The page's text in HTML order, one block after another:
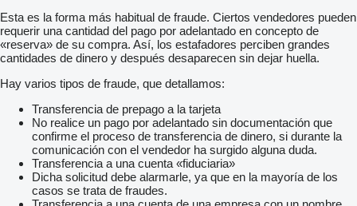
Esta es la forma más habitual de fraude. Ciertos vendedores pueden
requerir una cantidad del pago por adelantado en concepto de
«reserva» de su compra. Así, los estafadores perciben grandes
cantidades de dinero y después desaparecen sin dejar huella.
Hay varios tipos de fraude, que detallamos:
Transferencia de prepago a la tarjeta
No realice un pago por adelantado sin documentación que
confirme el proceso de transferencia de dinero, si durante la
comunicación con el vendedor ha surgido alguna duda.
Transferencia a una cuenta «fiduciaria»
Dicha solicitud debe alarmarle, ya que en la mayoría de los
casos se trata de fraudes.